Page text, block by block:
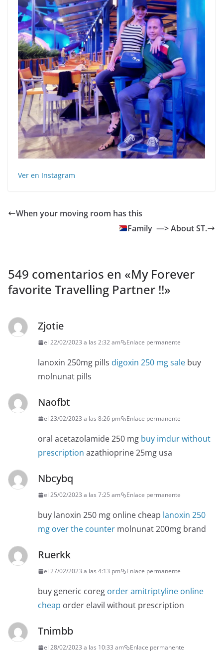
Ver en Instagram
When your moving room has this
Family ‍‍‍ —> About ST.
549 comentarios en «My Forever
favorite Travelling Partner !!»
Zjotie
el 22/02/2023 a las 2:32 am Enlace permanente
lanoxin 250mg pills digoxin 250 mg sale buy
molnunat pills
Naofbt
el 23/02/2023 a las 8:26 pm Enlace permanente
oral acetazolamide 250 mg buy imdur without
prescription azathioprine 25mg usa
Nbcybq
el 25/02/2023 a las 7:25 am Enlace permanente
buy lanoxin 250 mg online cheap lanoxin 250
mg over the counter molnunat 200mg brand
Ruerkk
el 27/02/2023 a las 4:13 pm Enlace permanente
buy generic coreg order amitriptyline online
cheap order elavil without prescription
Tnimbb
el 28/02/2023 a las 10:33 am Enlace permanente